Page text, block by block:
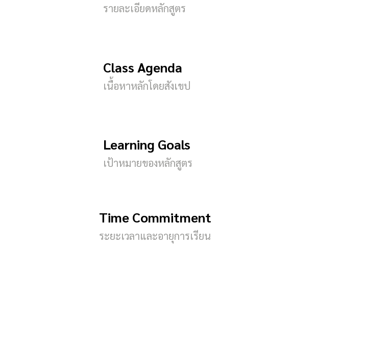
รายละเอียดหลักสูตร
Class Agenda
เนื้อหาหลักโดยสังเขป
Learning Goals
เป้าหมายของหลักสูตร
Time Commitment
ระยะเวลาและอายุการเรียน